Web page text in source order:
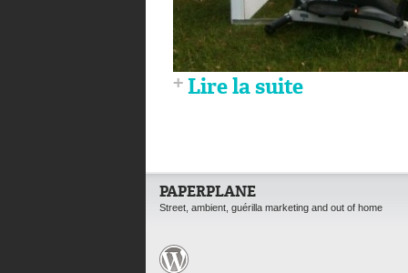
Lire la suite
PAPERPLANE
Street, ambient, guérilla marketing and out of home